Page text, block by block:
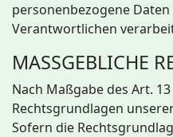
personenbezogene
Verantwortlichen
MASSGEBLICHE
Nach Maßgabe des Art.
Rechtsgrundlagen
Sofern die